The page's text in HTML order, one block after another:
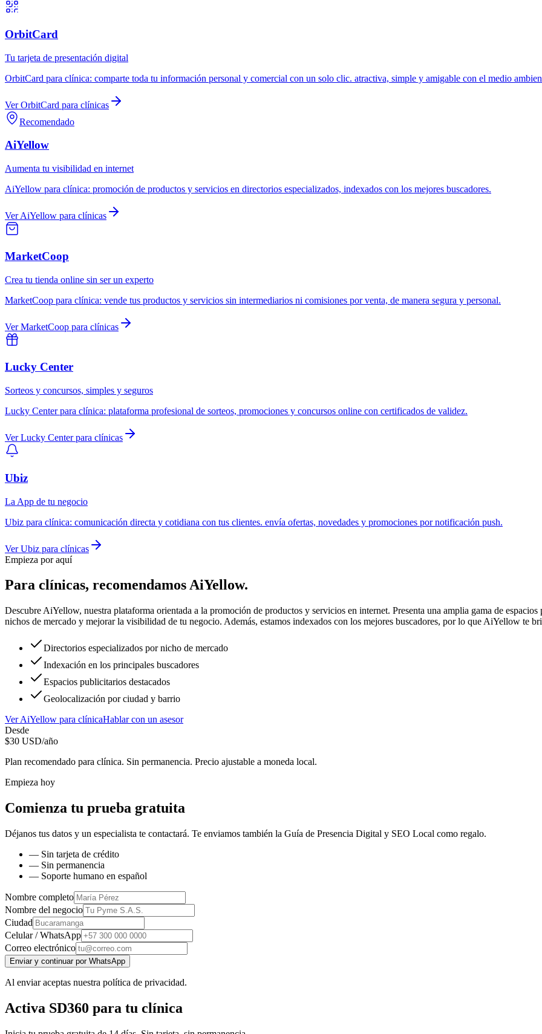
OrbitCard
Tu tarjeta de presentación digital
OrbitCard para clínica: comparte toda tu información personal y comercial con un solo clic. atractiva, simple y amigable con el medio
VerOrbitCard para clínicas
Recomendado
AiYellow
Aumenta tu visibilidad en internet
AiYellow para clínica: promoción de productos y servicios en directorios especializados, indexados con los mejores buscadores.
VerAiYellow para clínicas
MarketCoop
Crea tu tienda online sin ser un experto
MarketCoop para clínica: vende tus productos y servicios sin intermediarios ni comisiones por venta, de manera segura y personal.
VerMarketCoop para clínicas
Lucky Center
Sorteos y concursos, simples y seguros
Lucky Centerpara clínica: plataforma profesional de sorteos, promociones y concursos online con certificados de validez.
VerLucky Centerpara clínicas
Ubiz
La App de tu negocio
Ubiz para clínica: comunicación directa y cotidiana con tus clientes. envía ofertas, novedades y promociones por notificación push.
VerUbiz para clínicas
Empieza por aquí
Para clínicas, recomendamosAiYellow.
Descubre AiYellow, nuestra plataforma orientada a la promoción de productos y servicios en internet. Presenta una amplia gama de
nichos de mercado y mejorar la visibilidad de tu negocio. Además, estamos indexados con los mejores buscadores, por lo que AiYellow te
Directorios especializados por nicho de mercado
Indexación en los principales buscadores
Espacios publicitarios destacados
Geolocalización por ciudad y barrio
VerAiYellow para clínicaHablar con un asesor
Desde
$30 USD/año
Plan recomendado para clínica. Sin permanencia. Precio ajustable a moneda local.
Empieza hoy
Comienza tu prueba gratuita
Déjanos tus datos y un especialista te contactará. Te enviamos también la Guía de Presencia Digital y SEO Local como regalo.
— Sin tarjeta de crédito
— Sin permanencia
— Soporte humano en español
Nombre completo
Nombre del negocio
Ciudad
Celular / WhatsApp
Correo electrónico
Enviar y continuar por WhatsApp
Al enviar aceptas nuestra política de privacidad.
Activa SD360 para tu clínica